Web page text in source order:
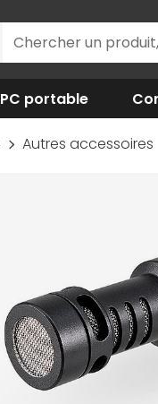
PC portable
Autres accessoires